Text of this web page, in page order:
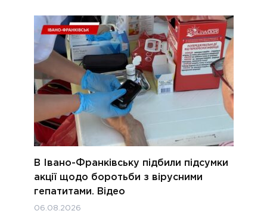
В Івано-Франківську підбили підсумки
акції щодо боротьби з вірусними
гепатитами. Відео
06.08.2026